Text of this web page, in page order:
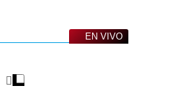
EN VIVO